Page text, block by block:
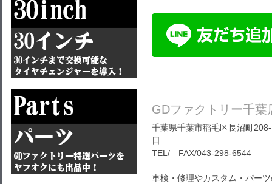
GDファクトリー千葉
千葉県千葉市稲毛区長沼町
日
TEL/ FAX/043-298-6544
車検・修理やカスタム・パー